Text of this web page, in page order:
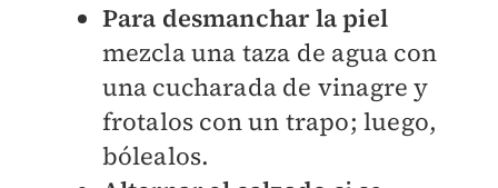
Para desmanchar la piel
mezclauna taza de agua con
una cucharada de vinagre y
frotalos con un trapo; luego,
bólealos.